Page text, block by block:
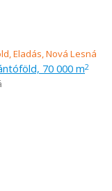
70 000 m2